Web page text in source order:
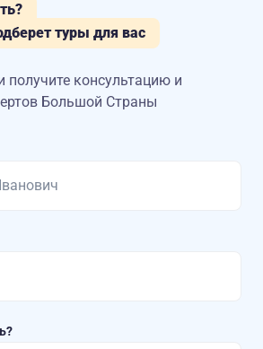
туры для вас
получите консультацию и
Большой Страны